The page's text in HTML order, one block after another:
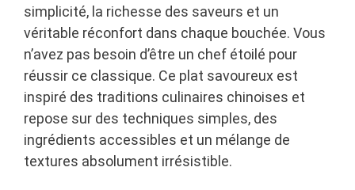
simplicité, la richesse des saveurs et un
véritable réconfort dans chaque bouchée. Vous
n’avez pas besoin d’être un chef étoilé pour
réussir ce classique. Ce plat savoureux est
inspiré des traditions culinaires chinoises et
repose sur des techniques simples, des
ingrédients accessibles et un mélange de
textures absolument irrésistible.